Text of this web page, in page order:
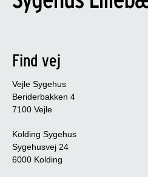
Find vej
Vejle Sygehus
Beriderbakken 4
7100 Vejle
Kolding Sygehus
Sygehusvej 24
6000 Kolding